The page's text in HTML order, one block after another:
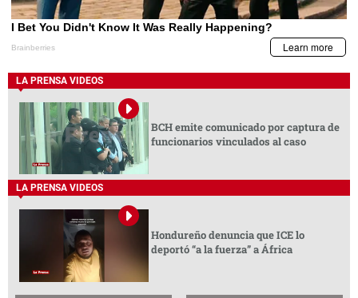
LA PRENSA VIDEOS
BCH emite comunicado por captura de
funcionarios vinculados al caso
LA PRENSA VIDEOS
Hondureño denuncia que ICE lo
deportó “a la fuerza” a África